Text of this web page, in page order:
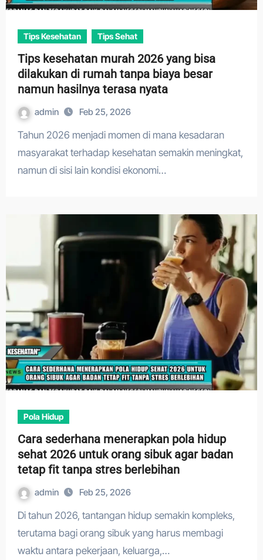
Tips Kesehatan Tips Sehat
Tips kesehatan murah 2026 yang bisa
dilakukan di rumah tanpa biaya besar
namun hasilnya terasa nyata
admin Feb 25, 2026
Tahun 2026 menjadi momen di mana kesadaran
masyarakat terhadap kesehatan semakin meningkat,
namun di sisi lain kondisi ekonomi…
Pola Hidup
Cara sederhana menerapkan pola hidup
sehat 2026 untuk orang sibuk agar badan
tetap fit tanpa stres berlebihan
admin Feb 25, 2026
Di tahun 2026, tantangan hidup semakin kompleks,
terutama bagi orang sibuk yang harus membagi
waktu antara pekerjaan, keluarga,…